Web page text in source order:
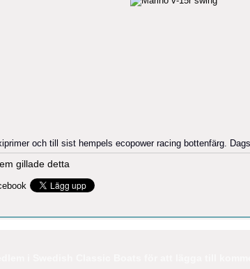
och till sist hempels ecopower racing bottenfärg.
gillade detta